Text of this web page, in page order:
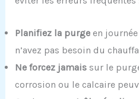
Planifiez la purgeen
n’avez pas besoin du
Ne forcez jamaissur le
corrosion ou le calcaire